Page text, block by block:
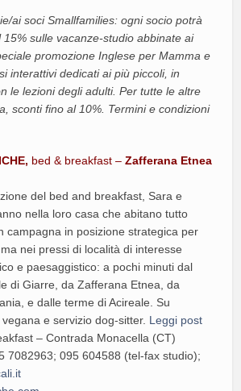
ai soci Smallfamilies: ogni socio potrà
sulle vacanze-studio abbinate ai
promozione Inglese per Mamma e
interattivi dedicati ai più piccoli, in
le lezioni degli adulti. Per tutte le altre
sconti fino al 10%. Termini e condizioni
bed & breakfast – Zafferana Etnea
del bed and breakfast, Sara e
nella loro casa che abitano tutto
campagna in posizione strategica per
nei pressi di località di interesse
e paesaggistico: a pochi minuti dal
di Giarre, da Zafferana Etnea, da
e dalle terme di Acireale. Su
e servizio dog-sitter. Leggi post
– Contrada Monacella (CT)
7082963; 095 604588 (tel-fax studio);